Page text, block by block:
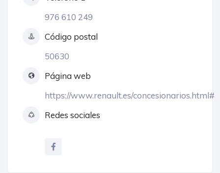
976 610 249
Código postal
50630
Página web
https://www.renault.es/concesionarios.html#
Redes sociales